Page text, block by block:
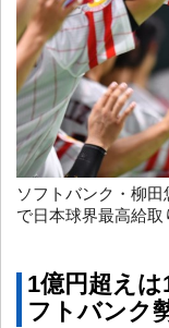
ソフトバンク・柳田
で日本球界最高給取
1億円超え
フトバンク